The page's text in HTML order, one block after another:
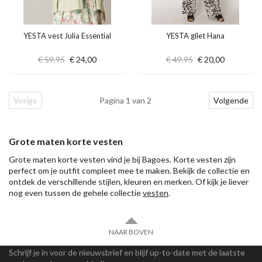
YESTA vest Julia Essential
€ 59,95 € 24,00
YESTA gilet Hana
€ 49,95 € 20,00
Vorige Pagina 1 van 2 Volgende
Grote maten korte vesten
Grote maten korte vesten vind je bij Bagoes. Korte vesten zijn
perfect om je outfit compleet mee te maken. Bekijk de collectie en
ontdek de verschillende stijlen, kleuren en merken. Of kijk je liever
nog even tussen de gehele collectievesten.
NAAR BOVEN
Schrijf je in voor de nieuwsbrief en blijf up-to-date met de laatste